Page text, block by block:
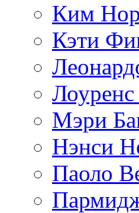
Ким
Кэти
Мэри
Нэнси
Паоло